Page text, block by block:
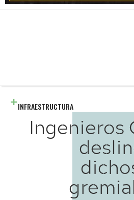
INFRAESTRUCTURA
Ingenieros